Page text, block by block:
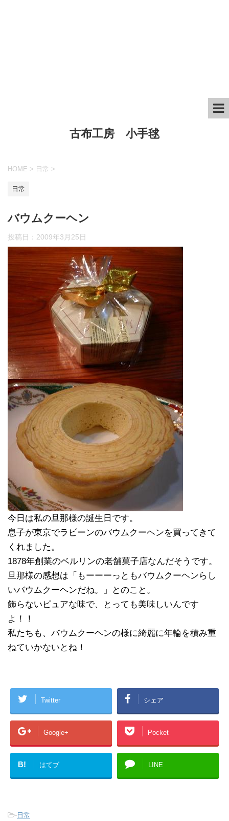
古布工房 小手毬
HOME > 日常 >
日常
バウムクーヘン
投稿日： 2009年3月25日
今日は私の旦那様の誕生日です。
息子が東京でラビーンのバウムクーヘンを買ってきて
くれました。
1878年創業のベルリンの老舗菓子店なんだそうです。
旦那様の感想は「もーーーっともバウムクーヘンらし
いバウムクーヘンだね。」とのこと。
飾らないピュアな味で、とっても美味しいんです
よ！！
私たちも、バウムクーヘンの様に綺麗に年輪を積み重
ねていかないとね！
Twitter シェア
Google+ Pocket
B! はてブ LINE
-日常